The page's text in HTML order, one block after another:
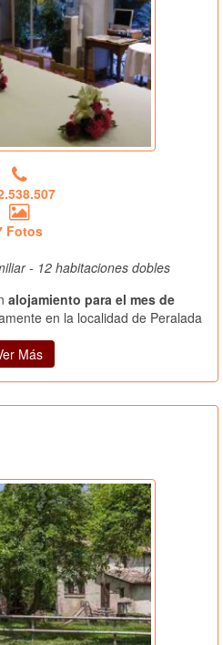
Fotos
- 12 habitaciones dobles
alojamiento para el mes de
en la localidad de Peralada
Más